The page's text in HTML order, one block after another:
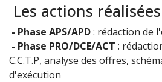
Les actions réalisées
- Phase APS/APD: rédaction de
- Phase PRO/DCE/ACT :
C.C.T.P, analyse des offres,
d'exécution